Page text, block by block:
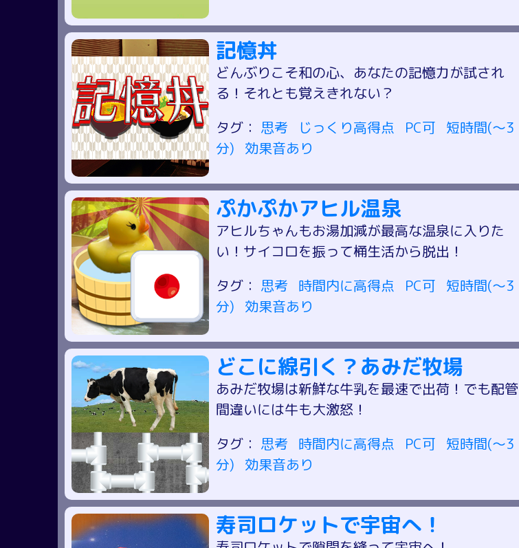
記憶丼
どんぶりこそ和の心、あなたの記憶力が試され
る！それとも覚えきれない？
タグ： 思考 じっくり高得点 PC可
短時間(～3
分)
効果音あり
ぷかぷかアヒル温泉
アヒルちゃんもお湯加減が最高な温泉に入りた
い！サイコロを振って桶生活から脱出！
タグ： 思考 時間内に高得点 PC可
短時間(～3
分)
効果音あり
どこに線引く？あみだ牧場
あみだ牧場は新鮮な牛乳を最速で出荷！でも配管
間違いには牛も大激怒！
タグ： 思考 時間内に高得点 PC可
短時間(～3
分)
効果音あり
寿司ロケットで宇宙へ！